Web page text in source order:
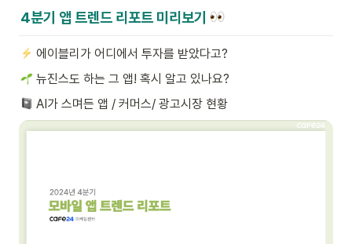
4분기 앱 트렌드 리포트 미리보기
에이블리가 어디에서 투자를 받았다고?
뉴진스도 하는 그 앱! 혹시 알고 있나요?
AI가 스며든 앱 / 커머스/ 광고시장 현황